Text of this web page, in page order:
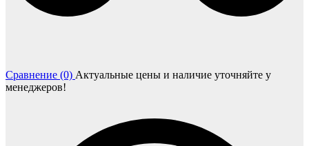
Сравнение (0) Актуальные цены и наличие уточняйте у
менеджеров!